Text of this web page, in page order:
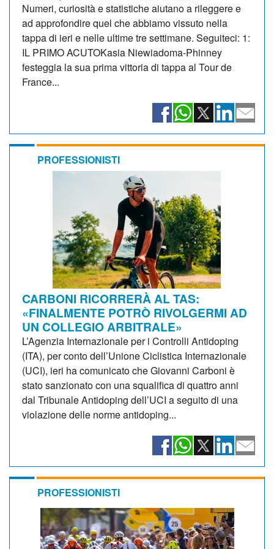
Numeri, curiosità e statistiche aiutano a rileggere e
ad approfondire quel che abbiamo vissuto nella
tappa di ieri e nelle ultime tre settimane. Seguiteci: 1:
IL PRIMO ACUTOKasia Niewiadoma-Phinney
festeggia la sua prima vittoria di tappa al Tour de
France...
PROFESSIONISTI
CARBONI RICORRERÀ AL TAS:
«FINALMENTE POTRÒ RIVOLGERMI AD
UN COLLEGIO ARBITRALE»
L’Agenzia Internazionale per i Controlli Antidoping
(ITA), per conto dell’Unione Ciclistica Internazionale
(UCI), ieri ha comunicato che Giovanni Carboni è
stato sanzionato con una squalifica di quattro anni
dal Tribunale Antidoping dell’UCI a seguito di una
violazione delle norme antidoping...
PROFESSIONISTI